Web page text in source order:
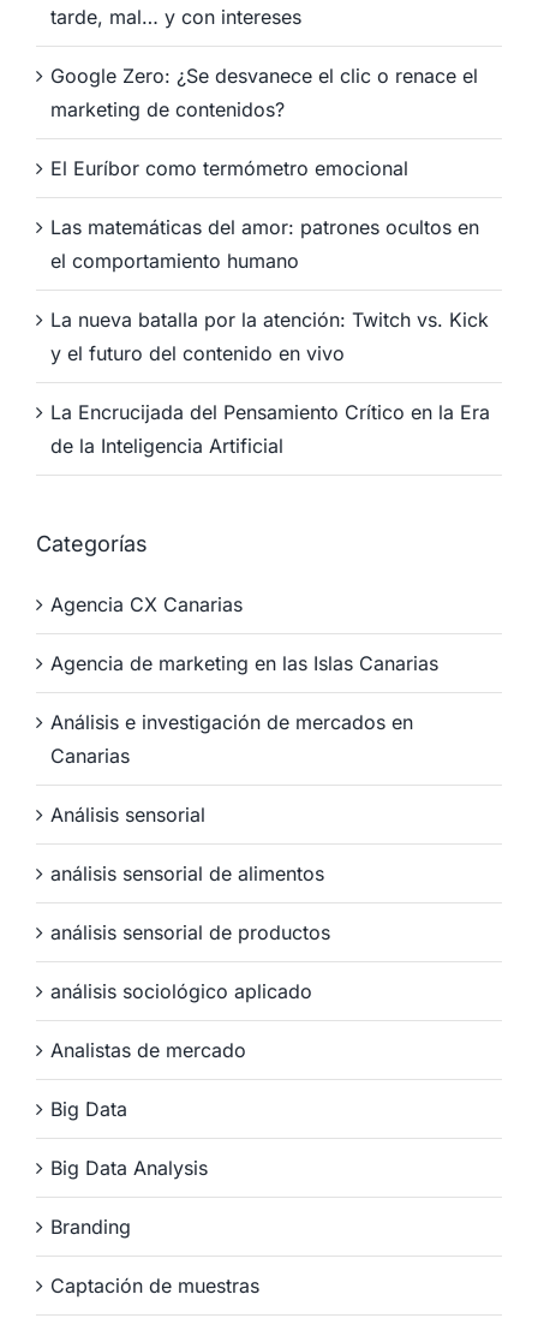
tarde, mal… y con intereses
Google Zero: ¿Se desvanece el clic o renace el
marketing de contenidos?
El Euríbor como termómetro emocional
Las matemáticas del amor: patrones ocultos en
el comportamiento humano
La nueva batalla por la atención: Twitch vs. Kick
y el futuro del contenido en vivo
La Encrucijada del Pensamiento Crítico en la Era
de la Inteligencia Artificial
Categorías
Agencia CX Canarias
Agencia de marketing en las Islas Canarias
Análisis e investigación de mercados en
Canarias
Análisis sensorial
análisis sensorial de alimentos
análisis sensorial de productos
análisis sociológico aplicado
Analistas de mercado
Big Data
Big Data Analysis
Branding
Captación de muestras